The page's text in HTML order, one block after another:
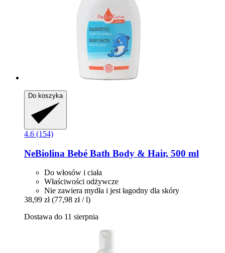
Do koszyka
4.6 (154)
NeBiolina Bebé Bath Body & Hair, 500 ml
Do włosów i ciała
Właściwości odżywcze
Nie zawiera mydła i jest łagodny dla skóry
38,99 zł (77,98 zł / l)
Dostawa do 11 sierpnia